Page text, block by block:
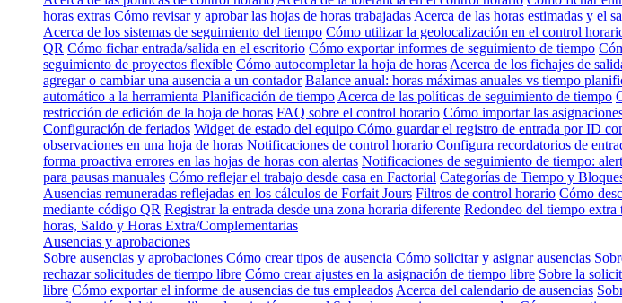
horas extras Cómo revisar y aprobar las hojas de horas trabajadas Acerca de las horas estimadas y el
Acerca de los sistemas de seguimiento del tiempo Cómo utilizar la geolocalización en el control
QR Cómo fichar entrada/salida en el escritorio Cómo exportar informes de seguimiento de tiempo
seguimiento de proyectos flexible Cómo autocompletar la hoja de horas Acerca de los fichajes de
agregar o cambiar una ausencia a un contador Balance anual: horas máximas anuales vs tiempo
automático a la herramienta Planificación de tiempo Acerca de las políticas de seguimiento de tiempo
restricción de edición de la hoja de horas FAQ sobre el control horario Cómo importar las
Configuración de feriados Widget de estado del equipo Cómo guardar el registro de entrada por ID
observaciones en una hoja de horas Notificaciones de control horario Configura recordatorios de
forma proactiva errores en las hojas de horas con alertas Notificaciones de seguimiento de tiempo:
para pausas manuales Cómo reflejar el trabajo desde casa en Factorial Categorías de Tiempo y
Ausencias remuneradas reflejadas en los cálculos de Forfait Jours Filtros de control horario Cómo
mediante código QR Registrar la entrada desde una zona horaria diferente Redondeo del tiempo extra
horas, Saldo y Horas Extra/Complementarias
Ausencias y aprobaciones
Sobre ausencias y aprobaciones Cómo crear tipos de ausencia Cómo solicitar y asignar ausencias
rechazar solicitudes de tiempo libre Cómo crear ajustes en la asignación de tiempo libre Sobre la
libre Cómo exportar el informe de ausencias de tus empleados Acerca del calendario de ausencias